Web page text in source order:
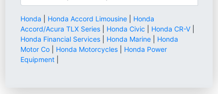
Honda Honda Accord Limousine
Honda
Accord/Acura TLX Series
Honda Civic Honda CR-V
Honda Financial Services
Honda Marine
Honda
Motor Co
Honda Motorcycles
Honda Power
Equipment